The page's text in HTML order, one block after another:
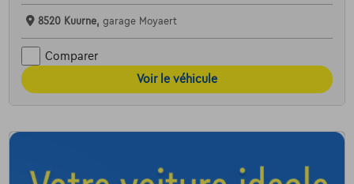
8520 Kuurne, garage Moyaert
Comparer
Voir le véhicule